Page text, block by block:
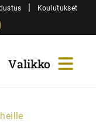
| Koulutukset